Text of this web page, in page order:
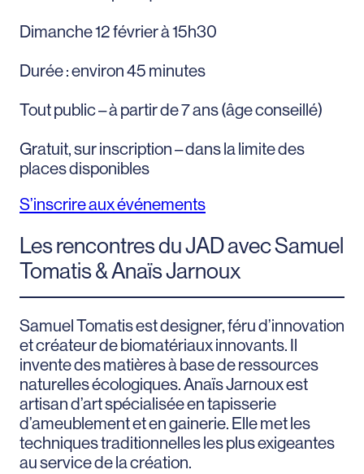
Dimanche 12 février à 15h30
Durée : environ 45 minutes
Tout public – à partir de 7 ans (âge conseillé)
Gratuit, sur inscription – dans la limite des
places disponibles
S’inscrire aux événements
Les rencontres du JAD avec Samuel
Tomatis & Anaïs Jarnoux
Samuel Tomatis est designer, féru d’innovation
et créateur de biomatériaux innovants. Il
invente des matières à base de ressources
naturelles écologiques. Anaïs Jarnoux est
artisan d’art spécialisée en tapisserie
d’ameublement et en gainerie. Elle met les
techniques traditionnelles les plus exigeantes
au service de la création.